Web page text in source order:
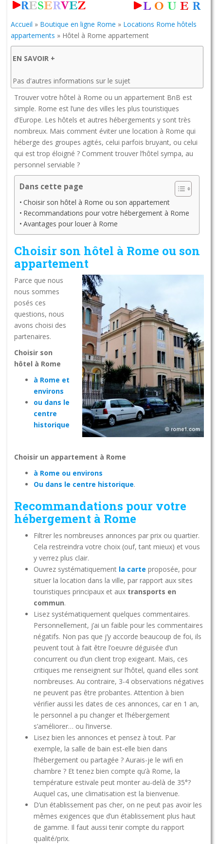
Accueil » Boutique en ligne Rome » Locations Rome hôtels
appartements » Hôtel à Rome appartement
EN SAVOIR +
Pas d'autres informations sur le sujet
Trouver votre hôtel à Rome ou un appartement BnB est
simple. Rome est l’une des villes les plus touristiques
d’Europe. Les hôtels et autres hébergements y sont très
nombreux. Mais comment éviter une location à Rome qui
héberge des groupes agités, celui parfois bruyant, ou celui
qui est trop éloigné ? Comment trouver l’hôtel sympa, au
personnel serviable ?
Dans cette page
Choisir son hôtel à Rome ou son appartement
Recommandations pour votre hébergement à Rome
Avantages pour louer à Rome
Choisir son hôtel à Rome ou son
appartement
Parce que nous
nous sommes
posés ces
questions, nous
avons choisi des
partenaires.
Choisir son
hôtel à Rome
à Rome et
environs
ou dans le
centre
historique
Choisir un appartement à Rome
à Rome ou environs
Ou dans le centre historique.
Recommandations pour votre
hébergement à Rome
Filtrer les nombreuses annonces par prix ou quartier.
Cela restreindra votre choix (ouf, tant mieux) et vous
y verrez plus clair.
Ouvrez systématiquement la carte proposée, pour
situer la location dans la ville, par rapport aux sites
touristiques principaux et aux transports en
commun.
Lisez systématiquement quelques commentaires.
Personnellement, j’ai un faible pour les commentaires
négatifs. Non pas que j’y accorde beaucoup de foi, ils
peuvent tout à fait être l’oeuvre déguisée d’un
concurrent ou d’un client trop exigeant. Mais, ces
critiques me renseignent sur l’hôtel, quand elles sont
nombreuses. Au contraire, 3-4 observations négatives
ne peuvent pas être probantes. Attention à bien
vérifier aussi les dates de ces annonces, car en 1 an,
le personnel a pu changer et l’hébergement
s’améliorer… ou l’inverse.
Lisez bien les annonces et pensez à tout. Par
exemple, la salle de bain est-elle bien dans
l’hébergement ou partagée ? Aurais-je le wifi en
chambre ? Et tenez bien compte qu’à Rome, la
température estivale peut monter au-delà de 35°?
Auquel cas, une climatisation est la bienvenue.
D’un établissement pas cher, on ne peut pas avoir les
mêmes exigences que d’un établissement plus haut
de gamme. Il faut aussi tenir compte du rapport
qualité/prix.